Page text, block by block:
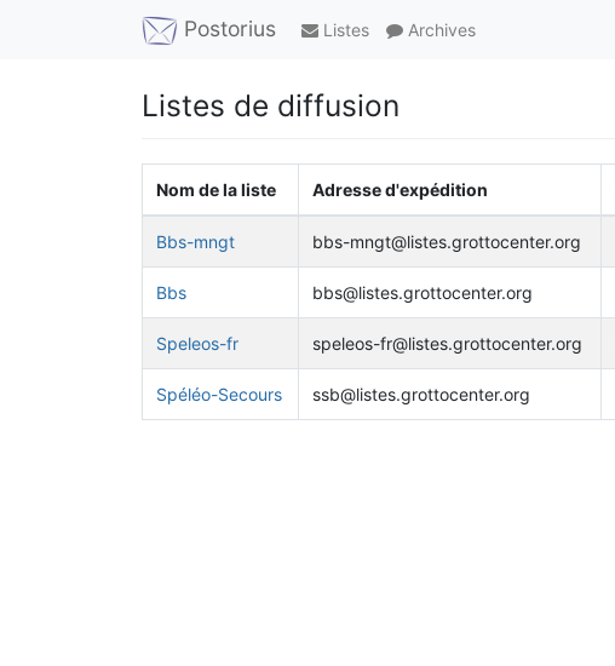
Postorius Listes Archives
Listes de diffusion
Nom de la liste Adresse d'expédition
Bbs-mngt bbs-mngt@listes.grottocenter.org
Bbs bbs@listes.grottocenter.org
Speleos-fr speleos-fr@listes.grottocenter.org
Spéléo-Secours ssb@listes.grottocenter.org